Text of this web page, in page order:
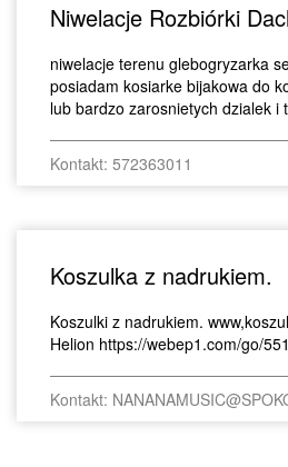
Niwelacje Rozbiórki
niwelacje terenu glebogryzarka
posiadam kosiarke bijakowa do
lub bardzo zarosnietych dzialek i
Kontakt: 572363011
Koszulka z nadrukiem.
Koszulki z nadrukiem.
Helion https://webep1.com/go/
Kontakt: